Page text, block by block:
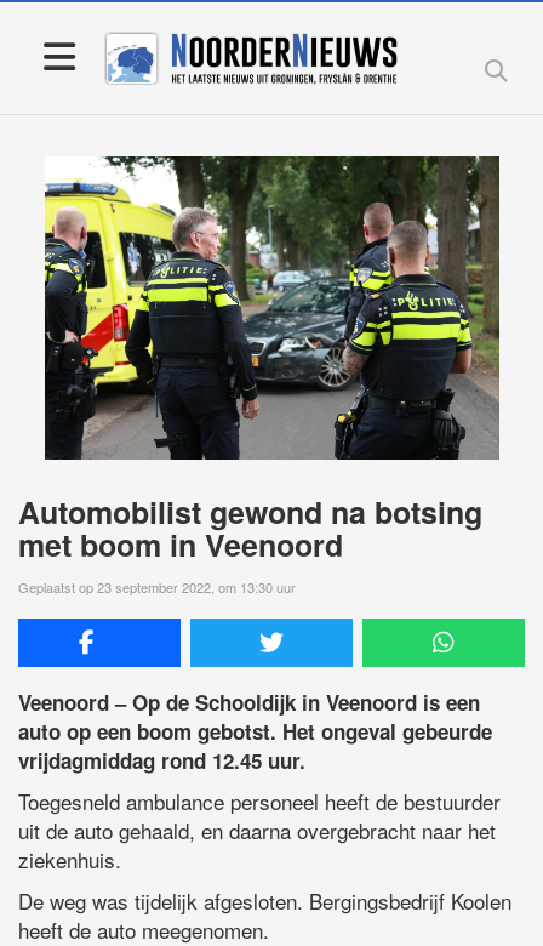
Automobilist gewond na botsing
met boom in Veenoord
Geplaatst op 23 september 2022, om 13:30 uur
Veenoord – Op de Schooldijk in Veenoord is een
auto op een boom gebotst. Het ongeval gebeurde
vrijdagmiddag rond 12.45 uur.
Toegesneld ambulance personeel heeft de bestuurder
uit de auto gehaald, en daarna overgebracht naar het
ziekenhuis.
De weg was tijdelijk afgesloten. Bergingsbedrijf Koolen
heeft de auto meegenomen.